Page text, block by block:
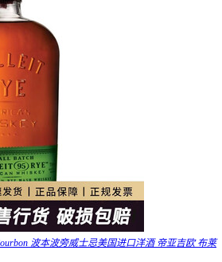
波本波旁威士忌美国进口洋酒 帝亚吉欧 布莱